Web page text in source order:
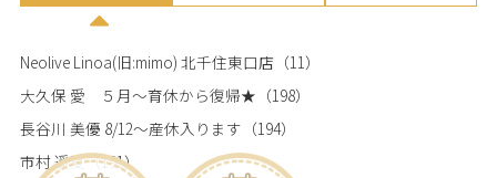
Neolive Linoa(旧:mimo) 北千住東口店 （11）
大久保 愛 ５月～育休から復帰★ （198）
長谷川 美優 8/12～産休入ります （194）
市村 遥夏（191）